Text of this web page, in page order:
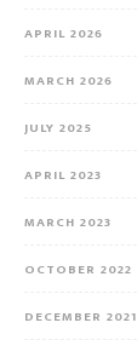
APRIL 2026
MARCH 2026
JULY 2025
APRIL 2023
MARCH 2023
OCTOBER 2022
DECEMBER 2021